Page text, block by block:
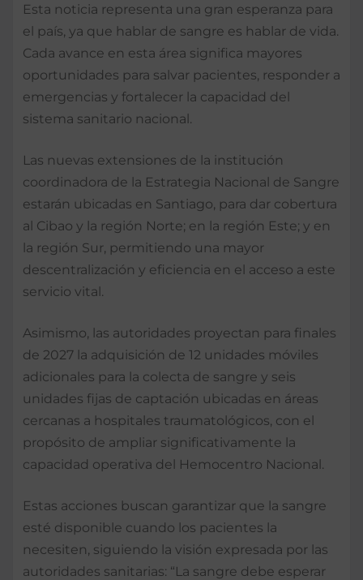
Esta noticia representa una gran esperanza para
el país, ya que hablar de sangre es hablar de vida.
Cada avance en esta área significa mayores
oportunidades para salvar pacientes, responder a
emergencias y fortalecer la capacidad del
sistema sanitario nacional.
Las nuevas extensiones de la institución
coordinadora de la Estrategia Nacional de Sangre
estarán ubicadas en Santiago, para dar cobertura
al Cibao y la región Norte; en la región Este; y en
la región Sur, permitiendo una mayor
descentralización y eficiencia en el acceso a este
servicio vital.
Asimismo, las autoridades proyectan para finales
de 2027 la adquisición de 12 unidades móviles
adicionales para la colecta de sangre y seis
unidades fijas de captación ubicadas en áreas
cercanas a hospitales traumatológicos, con el
propósito de ampliar significativamente la
capacidad operativa del Hemocentro Nacional.
Estas acciones buscan garantizar que la sangre
esté disponible cuando los pacientes la
necesiten, siguiendo la visión expresada por las
autoridades sanitarias: “La sangre debe esperar